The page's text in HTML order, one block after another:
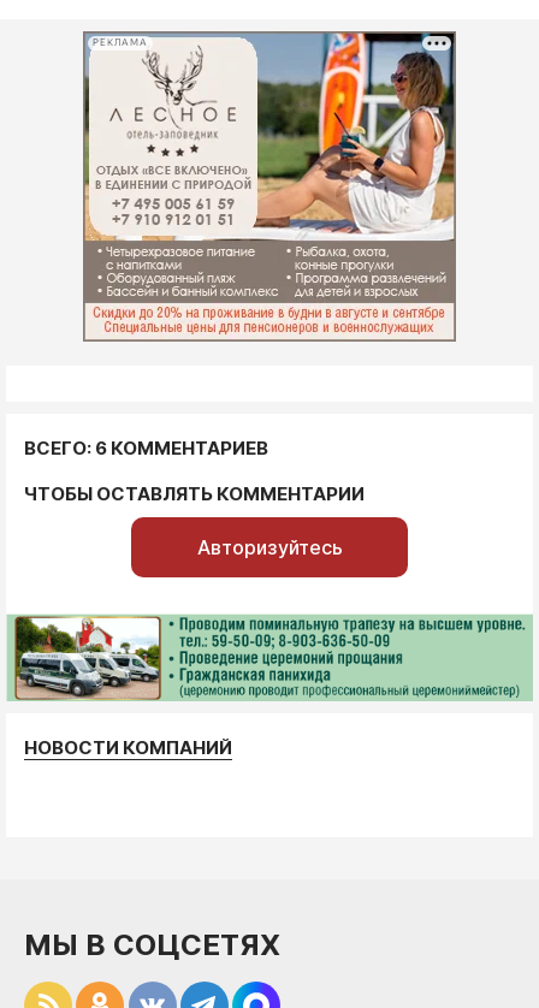
РЕКЛАМА
ВСЕГО: 6 КОММЕНТАРИЕВ
ЧТОБЫ ОСТАВЛЯТЬ КОММЕНТАРИИ
Авторизуйтесь
НОВОСТИ КОМПАНИЙ
МЫ В СОЦСЕТЯХ